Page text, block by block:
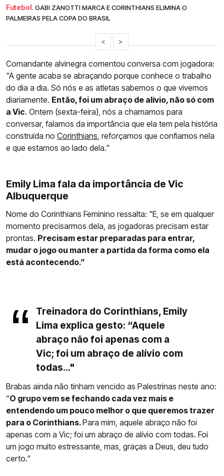
Futebol. GABI ZANOTTI MARCA E CORINTHIANS ELIMINA O
PALMEIRAS PELA COPA DO BRASIL
< >
Comandante alvinegra comentou conversa com jogadora:
"A gente acaba se abraçando porque conhece o trabalho
do dia a dia. Só nós e as atletas sabemos o que vivemos
diariamente. Então, foi um abraço de alívio, não só com
a Vic. Ontem (sexta-feira), nós a chamamos para
conversar, falamos da importância que ela tem pela história
construída no Corinthians, reforçamos que confiamos nela
e que estamos ao lado dela."
Emily Lima fala da importância de Vic
Albuquerque
Nome do Corinthians Feminino ressalta: "E, se em qualquer
momento precisarmos dela, as jogadoras precisam estar
prontas. Precisam estar preparadas para entrar,
mudar o jogo ou manter a partida da forma como ela
está acontecendo.”
Treinadora do Corinthians, Emily
Lima explica gesto: “Aquele
abraço não foi apenas com a
Vic; foi um abraço de alívio com
todas..."
Brabas ainda não tinham vencido as Palestrinas neste ano:
“O grupo vem se fechando cada vez mais e
entendendo um pouco melhor o que queremos trazer
para o Corinthians.Para mim, aquele abraço não foi
apenas com a Vic; foi um abraço de alívio com todas. Foi
um jogo muito estressante, mas, graças a Deus, deu tudo
certo."